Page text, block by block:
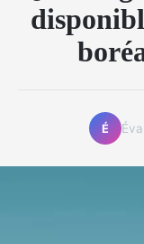
É